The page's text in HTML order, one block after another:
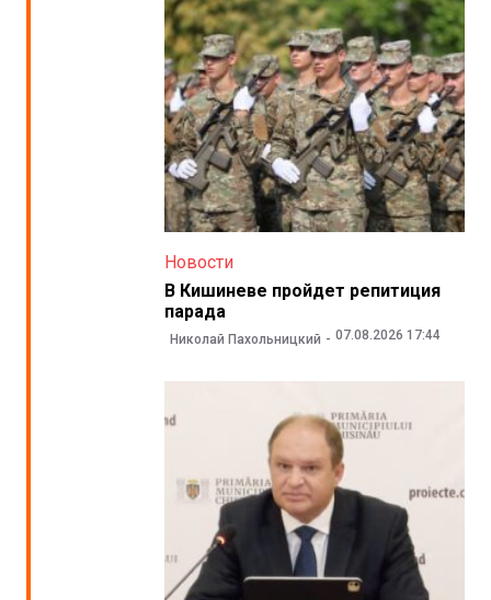
Новости
В Кишиневе пройдет репитиция
парада
Николай Пахольницкий 07.08.2026 17:44